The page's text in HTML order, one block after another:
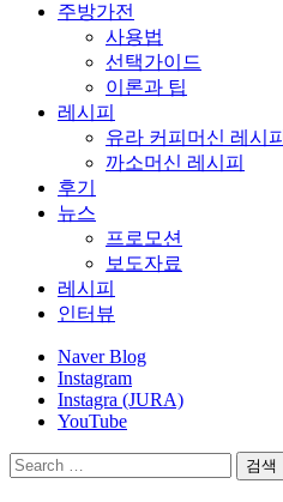
주방가전
사용법
선택가이드
이론과 팁
레시피
유라 커피머신 레시피
까소머신 레시피
후기
뉴스
프로모션
보도자료
레시피
인터뷰
Naver Blog
Instagram
Instagra (JURA)
YouTube
검